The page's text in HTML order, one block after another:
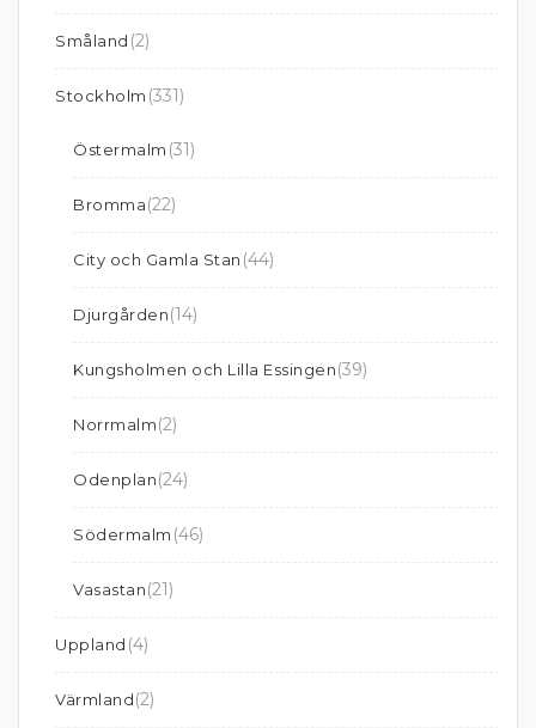
Småland (2)
Stockholm (331)
Östermalm (31)
Bromma(22)
City och Gamla Stan (44)
Djurgården(14)
Kungsholmen och Lilla Essingen(39)
Norrmalm(2)
Odenplan(24)
Södermalm (46)
Vasastan(21)
Uppland (4)
Värmland(2)